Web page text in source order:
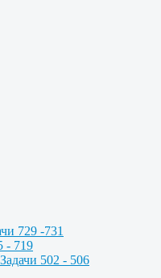
729 -731
- 719
502 - 506